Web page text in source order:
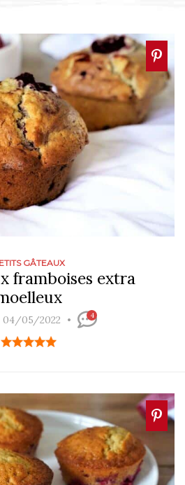
GÂTEAUX
framboises extra
04/05/2022 4